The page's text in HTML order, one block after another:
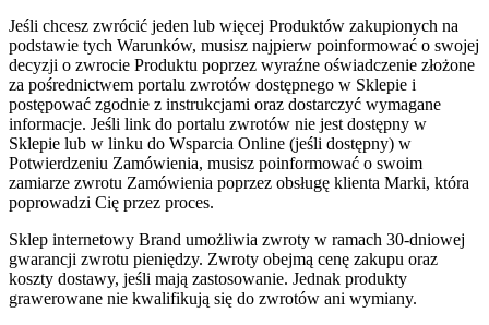
Jeśli chcesz zwrócić jeden lub więcej Produktów zakupionych na
podstawie tych Warunków, musisz najpierw poinformować o swojej
decyzji o zwrocie Produktu poprzez wyraźne oświadczenie złożone
za pośrednictwem portalu zwrotów dostępnego w Sklepie i
postępować zgodnie z instrukcjami oraz dostarczyć wymagane
informacje. Jeśli link do portalu zwrotów nie jest dostępny w
Sklepie lub w linku do Wsparcia Online (jeśli dostępny) w
Potwierdzeniu Zamówienia, musisz poinformować o swoim
zamiarze zwrotu Zamówienia poprzez obsługę klienta Marki, która
poprowadzi Cię przez proces.
Sklep internetowy Brand umożliwia zwroty w ramach 30-dniowej
gwarancji zwrotu pieniędzy. Zwroty obejmą cenę zakupu oraz
koszty dostawy, jeśli mają zastosowanie. Jednak produkty
grawerowane nie kwalifikują się do zwrotów ani wymiany.